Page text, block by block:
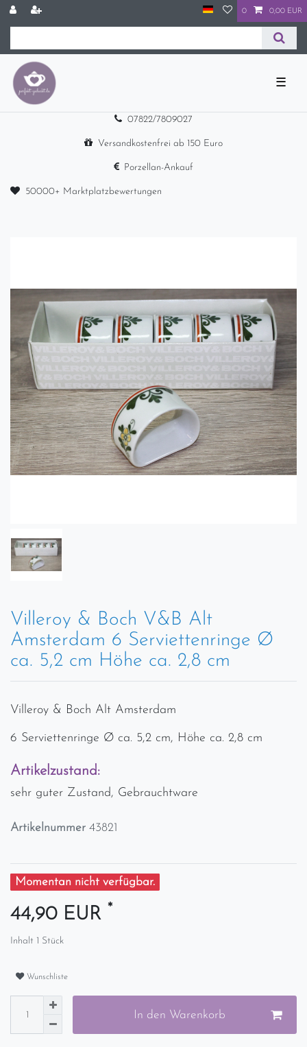
0 0,00 EUR
☰
07822/7809027
Versandkostenfrei ab 150 Euro
Porzellan-Ankauf
50000+ Marktplatzbewertungen
Villeroy & Boch V&B Alt
Amsterdam 6 Serviettenringe Ø
ca. 5,2 cm Höhe ca. 2,8 cm
Villeroy & Boch Alt Amsterdam
6 Serviettenringe Ø ca. 5,2 cm, Höhe ca. 2,8 cm
Artikelzustand:
sehr guter Zustand, Gebrauchtware
Artikelnummer 43821
Momentan nicht verfügbar.
44,90 EUR *
Inhalt 1 Stück
Wunschliste
In den Warenkorb